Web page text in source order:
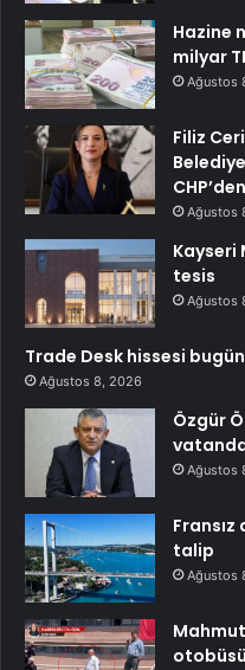
Hazine
milyar
Ağustos
Filiz
Ağustos
Kayseri
tesis
Ağustos
Trade Desk hissesi
Ağustos 8, 2026
Özgür
Ağustos
talip
Ağustos